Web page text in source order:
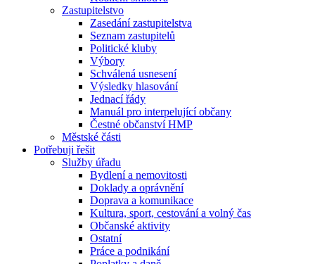
Zastupitelstvo
Zasedání zastupitelstva
Seznam zastupitelů
Politické kluby
Výbory
Schválená usnesení
Výsledky hlasování
Jednací řády
Manuál pro interpelující občany
Čestné občanství HMP
Městské části
Potřebuji řešit
Služby úřadu
Bydlení a nemovitosti
Doklady a oprávnění
Doprava a komunikace
Kultura, sport, cestování a volný čas
Občanské aktivity
Ostatní
Práce a podnikání